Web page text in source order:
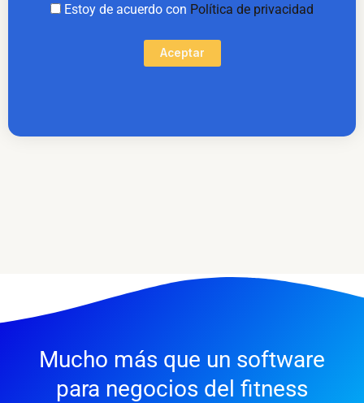
Estoy de acuerdo con Política de privacidad
Aceptar
Mucho más que un software
para negocios del fitness